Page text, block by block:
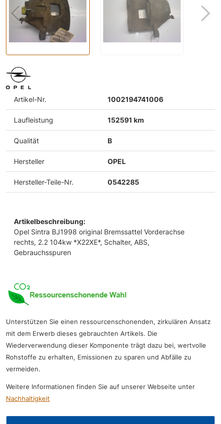
Artikel-Nr. 1002194741006
Laufleistung 152591 km
Qualität B
Hersteller OPEL
Hersteller-Teile-Nr. 0542285
Artikelbeschreibung:
Opel Sintra BJ1998 original Bremssattel Vorderachse
rechts, 2.2 104kw *X22XE*, Schalter, ABS,
Gebrauchsspuren
Unterstützen Sie einen ressourcenschonenden, zirkulären Ansatz
mit dem Erwerb dieses gebrauchten Artikels. Die
Wiederverwendung dieser Komponente trägt dazu bei, wertvolle
Rohstoffe zu erhalten, Emissionen zu sparen und Abfälle zu
vermeiden.
Weitere Informationen finden Sie auf unserer Webseite unter
Nachhaltigkeit